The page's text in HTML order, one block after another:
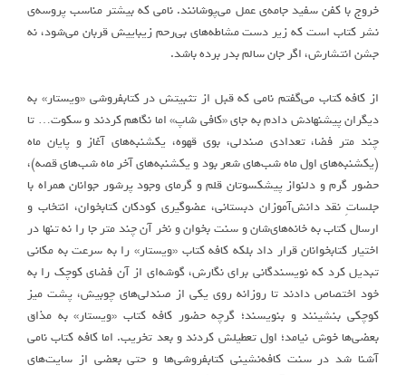
خروج با کفن سفید جامه‌ی عمل می‌پوشانند. نامی که بیشتر مناسب پروسه‌ی
نشر کتاب است که زیر دست مشاطه‌های بی‌رحم زیباییش قربان می‌شود، نه
جشن انتشارش، اگر جان سالم بدر برده باشد.
از کافه کتاب می‌گفتم نامی که قبل از تثبیتش در کتابفروشی «ویستار» به
دیگران پیشنهادش دادم به جای «کافی شاپ» اما نگاهم کردند و سکوت… تا
چند متر فضا، تعدادی صندلی، بوی قهوه، یکشنبه‌های آغاز و پایان ماه
(یکشنبه‌های اول ماه شب‌های شعر بود و یکشنبه‌های آخر ماه شب‌های قصه)،
حضور گرم و دلنواز پیشکسوتان قلم و گرمای وجود پرشور جوانان همراه با
جلساتِ نقد دانش‌آموزان دبستانی، عضوگیری کودکان کتابخوان، انتخاب و
ارسال کتاب به خانه‌های‌شان و سنت بخوان و نخر آن چند متر جا را نه تنها در
اختیار کتابخوانان قرار داد بلکه کافه کتاب «ویستار» را به سرعت به مکانی
تبدیل کرد که نویسندگانی برای نگارش، گوشه‌ای از آن فضای کوچک را به
خود اختصاص دادند تا روزانه روی یکی از صندلی‌های چوبیش، پشت میز
کوچکی بنشینند و بنویسند؛ گرچه حضور کافه کتاب «ویستار» به مذاق
بعضی‌ها خوش نیامد؛ اول تعطیلش کردند و بعد تخریب. اما کافه کتاب نامی
آشنا شد در سنت کافه‌نشینی کتابفروشی‌ها و حتی بعضی از سایت‌های